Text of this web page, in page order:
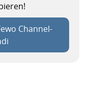
Channel-